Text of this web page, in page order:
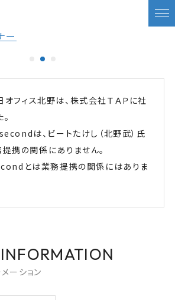
フィス北野は、株式会社ＴＡＰに社
は、ビートたけし（北野武）氏
携の関係にありません。
とは業務提携の関係にはありま
ーション